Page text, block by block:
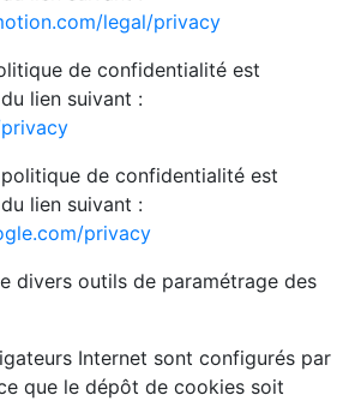
legal/privacy
de confidentialité est
lien suivant :
de confidentialité est
lien suivant :
privacy
divers outils de paramétrage des
Internet sont configurés par
que le dépôt de cookies soit